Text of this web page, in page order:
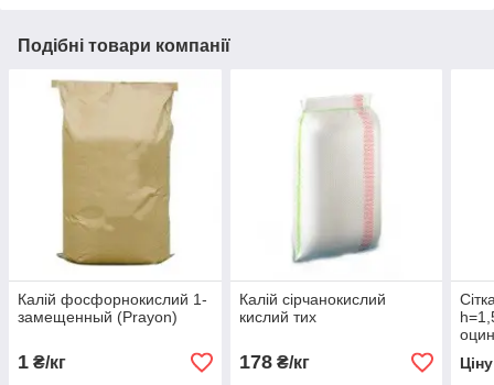
Подібні товари компанії
Калій фосфорнокислий 1-
замещенный (Prayon)
1 ₴/кг
Калій сірчанокислий
кислий тих
178₴/кг
та